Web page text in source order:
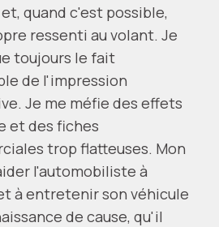
quand c'est possible,
ressenti au volant. Je
toujours le fait
de l'impression
Je me méfie des effets
et des fiches
trop flatteuses. Mon
l'automobiliste à
à entretenir son véhicule
de cause, qu'il